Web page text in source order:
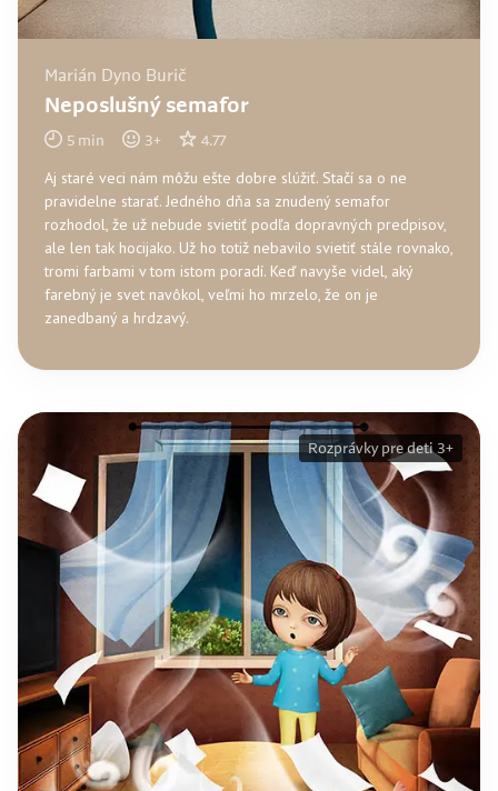
Marián Dyno Burič
Neposlušný semafor
5 min 3+ 4.77
Aj staré veci nám môžu ešte dobre slúžiť. Stačí sa o ne
pravidelne starať. Jedného dňa sa znudený semafor
rozhodol, že už nebude svietiť podľa dopravných predpisov,
ale len tak hocijako. Už ho totiž nebavilo svietiť stále rovnako,
tromi farbami v tom istom poradí. Keď navyše videl, aký
farebný je svet navôkol, veľmi ho mrzelo, že on je
zanedbaný a hrdzavý.
Rozprávky pre deti 3+